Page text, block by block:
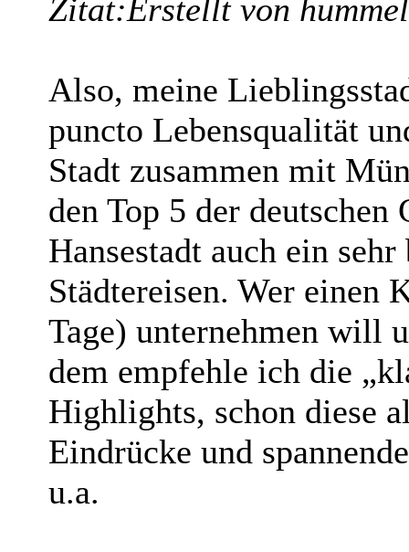
Zitat:Erstellt von
Also, meine
puncto Lebensqualität
Stadt zusammen mit
den Top 5 der
Hansestadt auch ein
Städtereisen. Wer einen
Tage) unternehmen will
dem empfehle ich die
Highlights, schon diese
Eindrücke und
u.a.